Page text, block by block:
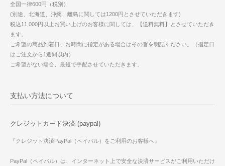
全国一律600円（税別）
(別途、北海道、沖縄、離島に関しては1200円とさせていただきます)
税込11,000円以上お買い上げのお客様に関しては、【送料無料】とさせていただき
ます。
ご希望の商品到着日、お時間に指定がある場合はその旨を明記ください。（指定日
はご注文から1週間以内）
ご希望がない場合、最短で手配させていただきます。
支払い方法について
クレジットカード決済 (paypal)
『クレジット決済PayPal（ペイパル）をご利用のお客様へ』
PayPal（ペイパル）は、インターネット上で安全な決済サービスがご利用いただけ